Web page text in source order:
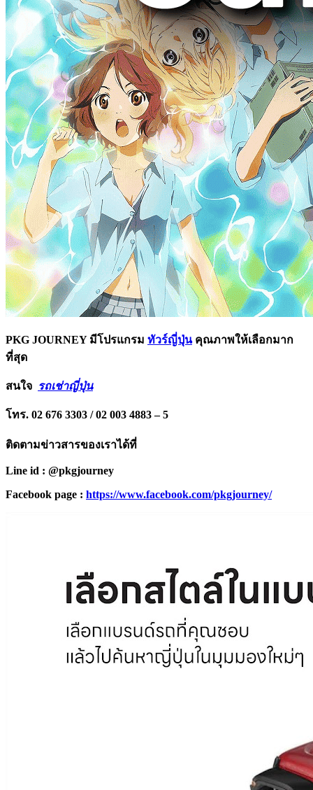
PKG JOURNEY มีโปรแกรม ทัวร์ญี่ปุ่นคุณภาพให้เลือกมาก
ที่สุด
สนใจ รถเช่าญี่ปุ่น
โทร. 02 676 3303 / 02 003 4883 – 5
ติดตามข่าวสารของเราได้ที่
Line id : @pkgjourney
Facebook page : https://www.facebook.com/pkgjourney/